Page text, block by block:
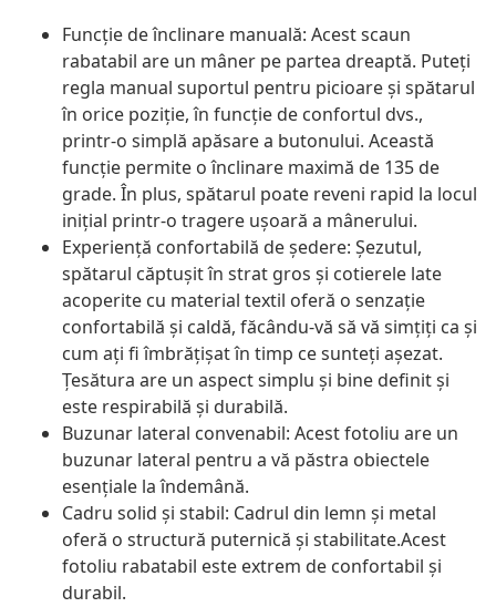
Funcție de înclinare manuală: Acest scaun
rabatabil are un mâner pe partea dreaptă. Puteți
regla manual suportul pentru picioare și spătarul
în orice poziție, în funcție de confortul dvs.,
printr-o simplă apăsare a butonului. Această
funcție permite o înclinare maximă de 135 de
grade. În plus, spătarul poate reveni rapid la locul
inițial printr-o tragere ușoară a mânerului.
Experiență confortabilă de ședere: Șezutul,
spătarul căptușit în strat gros și cotierele late
acoperite cu material textil oferă o senzație
confortabilă și caldă, făcându-vă să vă simțiți ca și
cum ați fi îmbrățișat în timp ce sunteți așezat.
Țesătura are un aspect simplu și bine definit și
este respirabilă și durabilă.
Buzunar lateral convenabil: Acest fotoliu are un
buzunar lateral pentru a vă păstra obiectele
esențiale la îndemână.
Cadru solid și stabil: Cadrul din lemn și metal
oferă o structură puternică și stabilitate.Acest
fotoliu rabatabil este extrem de confortabil și
durabil.